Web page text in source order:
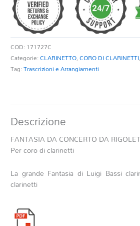
RIGOLETTO
quantità
COD: 171727C
Categorie:CLARINETTO,CORO DI CLARINETTI,
Tag:Trascrizioni e Arrangiamenti
Descrizione
FANTASIA DA CONCERTO DA
Per coro di clarinetti
La grande Fantasia di Luigi Bassi
clarinetti